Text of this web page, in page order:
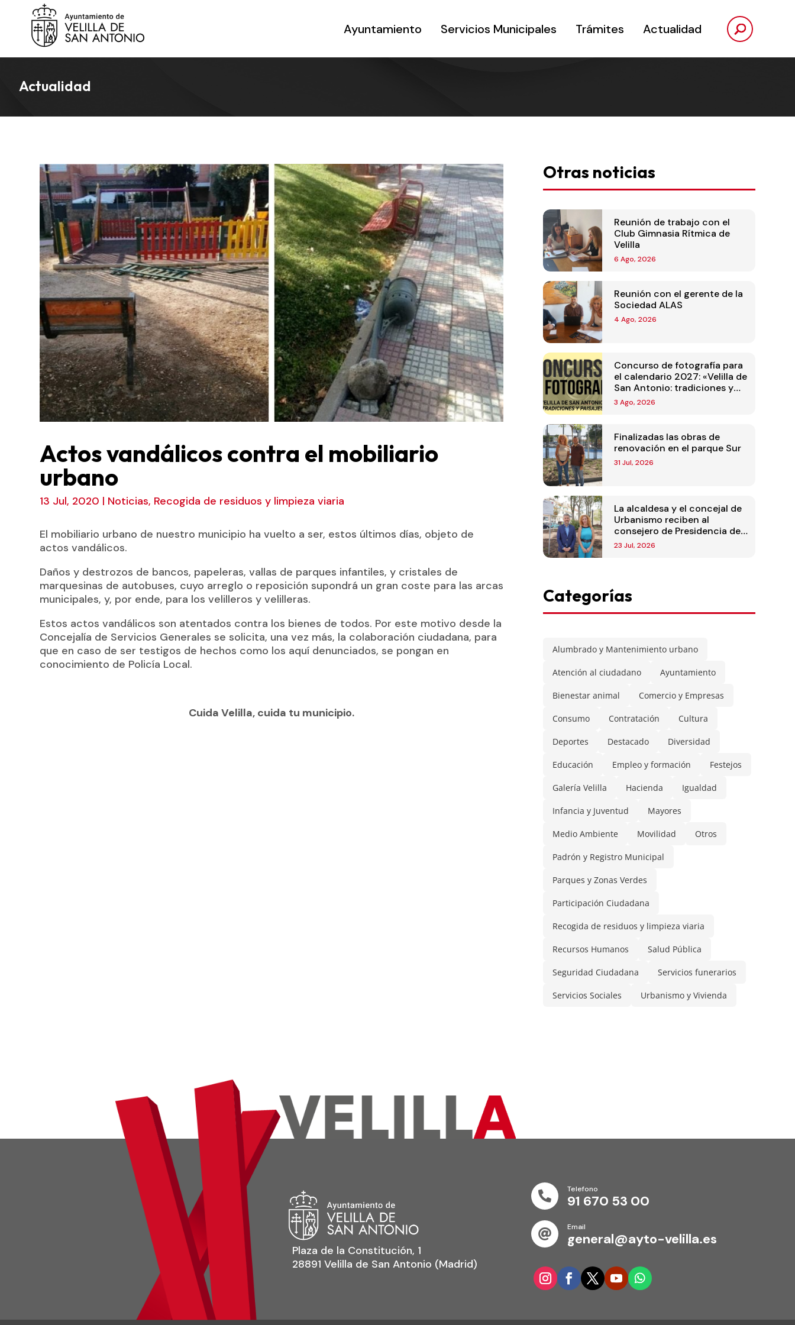
Ayuntamiento Servicios Municipales Trámites Actualidad
Actualidad
Actos vandálicos contra el mobiliario
urbano
13 Jul, 2020 | Noticias, Recogida de residuos y limpieza viaria
El mobiliario urbano de nuestro municipio ha vuelto a ser, estos últimos días, objeto de
actos vandálicos.
Daños y destrozos de bancos, papeleras, vallas de parques infantiles, y cristales de
marquesinas de autobuses, cuyo arreglo o reposición supondrá un gran coste para las arcas
municipales, y, por ende, para los velilleros y velilleras.
Estos actos vandálicos son atentados contra los bienes de todos. Por este motivo desde la
Concejalía de Servicios Generales se solicita, una vez más, la colaboración ciudadana, para
que en caso de ser testigos de hechos como los aquí denunciados, se pongan en
conocimiento de Policía Local.
Cuida Velilla, cuida tu municipio.
Otras noticias
Reunión de trabajo con el
Club Gimnasia Rítmica de
Velilla
6 Ago, 2026
Reunión con el gerente de la
Sociedad ALAS
4 Ago, 2026
Concurso de fotografía para
el calendario 2027: «Velilla de
San Antonio: tradiciones y
paisajes»
3 Ago, 2026
Finalizadas las obras de
renovación en el parque Sur
31 Jul, 2026
La alcaldesa y el concejal de
Urbanismo reciben al
consejero de Presidencia de
la Comunidad de Madrid
23 Jul, 2026
Categorías
Alumbrado y Mantenimiento urbano
Atención al ciudadano Ayuntamiento
Bienestar animal Comercio y Empresas
Consumo Contratación Cultura
Deportes Destacado Diversidad
Educación Empleo y formación Festejos
Galería Velilla Hacienda Igualdad
Infancia y Juventud Mayores
Medio Ambiente Movilidad Otros
Padrón y Registro Municipal
Parques y Zonas Verdes
Participación Ciudadana
Recogida de residuos y limpieza viaria
Recursos Humanos Salud Pública
Seguridad Ciudadana Servicios funerarios
Servicios Sociales Urbanismo y Vivienda
Plaza de la Constitución, 1
28891 Velilla de San Antonio (Madrid)

Telefono
91 670 53 00

Email
general@ayto-velilla.es